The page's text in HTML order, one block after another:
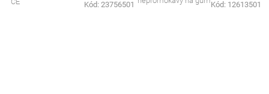
Kód: 23756501 Kód: 12613501